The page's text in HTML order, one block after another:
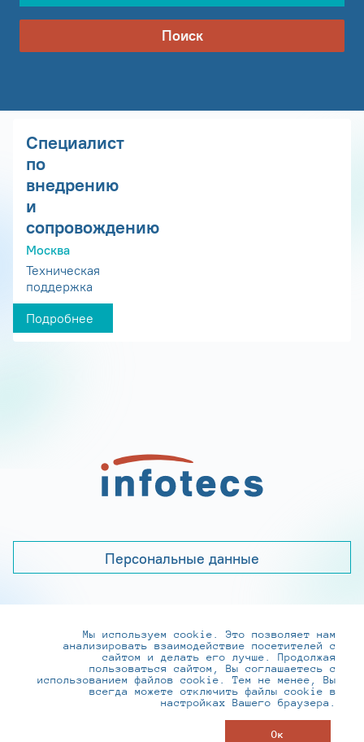
Поиск
Специалист
по
внедрению
и
сопровождению
Москва
Техническая
поддержка
Подробнее
Персональные данные
+7 (495) 737-6192, 8-800-250-0-260
practice@infotecs.ru,hr@infotecs.ru
127273, г. Москва, Отрадная ул., 2Б строение 1
Мы используем cookie. Это позволяет нам
анализировать взаимодействие посетителей с
сайтом и делать его лучше. Продолжая
пользоваться сайтом, Вы соглашаетесь с
использованием файлов cookie. Тем не менее, Вы
всегда можете отключить файлы cookie в
настройках Вашего браузера.
Ок